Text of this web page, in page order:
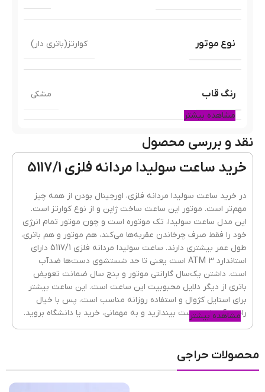
نوع موتور کوارتز(باتری دار)
رنگ قاب مشکی
جنس قاب
رنگ بند مشکی
جنسیت ساعت مردانه
جنس شیشه ضدخش کریستال معدنی
مشاهده بیشتر
نقد و بررسی محصول
خرید ساعت سولیدا مردانه فلزی 5117/1
در خرید ساعت سولیدا مردانه فلزی، اورجینال بودن از همه چیز
مهم‌تر است. موتور این ساعت ساخت ژاپن و از نوع کوارتز است.
این مدل ساعت سولیدا، تک موتوره است و چون موتور تمام انرژی
خود را فقط صرف چرخاندن عقربه‌ها می‌کند، هم موتور و هم باتری،
طول عمر بیشتری دارند. ساعت سولیدا مردانه فلزی 5117/1 دارای
استاندارد 3 ATM است یعنی تا حد شستشوی دست‌ها ضدآب
است. داشتن یک‌سال گارانتی موتور و پنج سال ضمانت تعویض
باتری از دیگر دلایل محبوبیت این ساعت است. این ساعت بیشتر
برای استایل کژوال و استفاده روزانه مناسب است، پس با خیال
راحت آن را به دست بیندازید و به مهمانی، خرید یا دانشگاه بروید.
مشاهده بیشتر
محصولات حراجی